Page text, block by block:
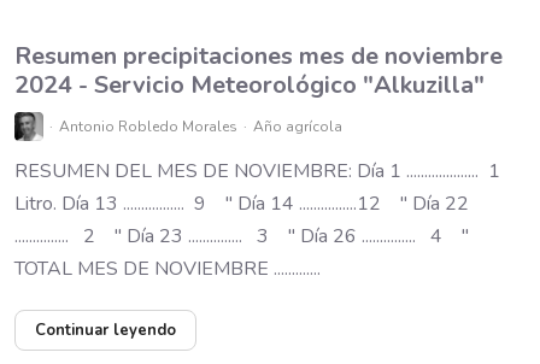
Resumen precipitaciones mes de noviembre
2024 - Servicio Meteorológico "Alkuzilla"
Antonio Robledo Morales Año agrícola
RESUMEN DEL MES DE NOVIEMBRE: Día 1 .................... 1
Litro. Día 13 ................. 9 " Día 14 ................12 " Día 22
............... 2 " Día 23 ............... 3 " Día 26 ............... 4 "
TOTAL MES DE NOVIEMBRE .............
Continuar leyendo